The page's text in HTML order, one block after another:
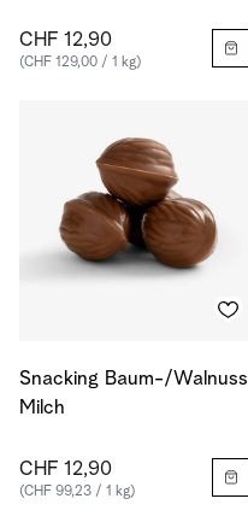
CHF 12,90
(CHF 129,00 / 1 kg)
Snacking Baum-/Walnuss
Milch
CHF 12,90
(CHF 99,23 / 1 kg)